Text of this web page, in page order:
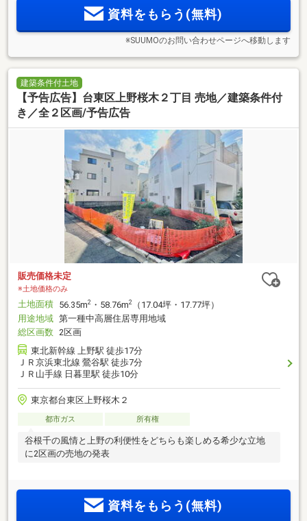
資料をもらう(無料)
※SUUMOのお問い合わせページへ移動します
建築条件付土地
【予告広告】台東区上野桜木２丁目 売地／建築条件付
き／全２区画/予告広告
販売価格未定
※土地価格のみ
土地面積 56.35m2 ・58.76m2
（17.04坪・17.77坪）
用途地域 第一種中高層住居専用地域
総区画数 2区画
東北新幹線 上野駅 徒歩17分
ＪＲ京浜東北線 鶯谷駅 徒歩7分
ＪＲ山手線 日暮里駅 徒歩10分
東京都台東区上野桜木２
都市ガス 所有権
谷根千の風情と上野の利便性をどちらも楽しめる希少な立地
に2区画の売地の発表
資料をもらう(無料)